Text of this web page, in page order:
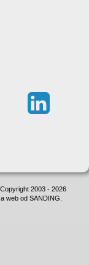
2003 - 2026
web od SANDING.